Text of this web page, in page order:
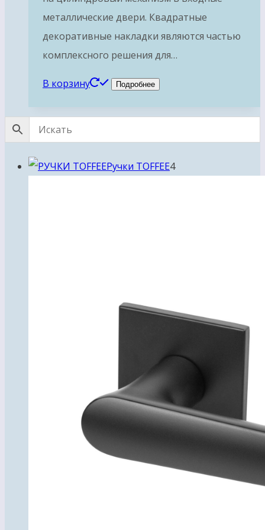
металлические двери. Квадратные
декоративные накладки являются частью
комплексного решения для…
В корзину Подробнее
Ручки TOFFEE44